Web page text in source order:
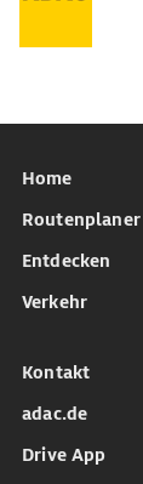
Home
Routenplaner
Entdecken
Verkehr
Kontakt
adac.de
Drive App